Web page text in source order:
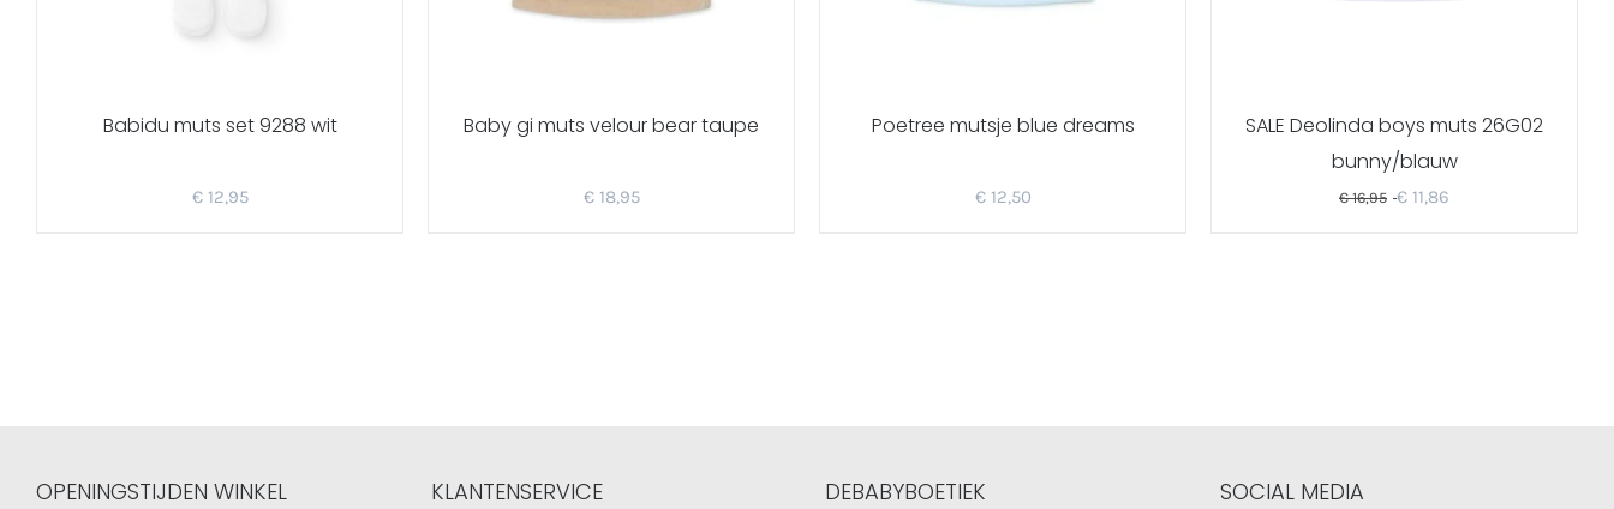
Babidu muts set 9288 wit
€12,95
Baby gi muts velour bear taupe
€18,95
Poetree mutsje blue dreams
€12,50
SALE Deolinda boys muts 26G02
bunny/blauw
€16,95 € 11,86
OPENINGSTIJDEN WINKEL KLANTENSERVICE DEBABYBOETIEK SOCIAL MEDIA